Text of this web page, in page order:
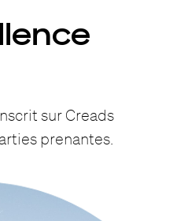
sur Creads
prenantes.